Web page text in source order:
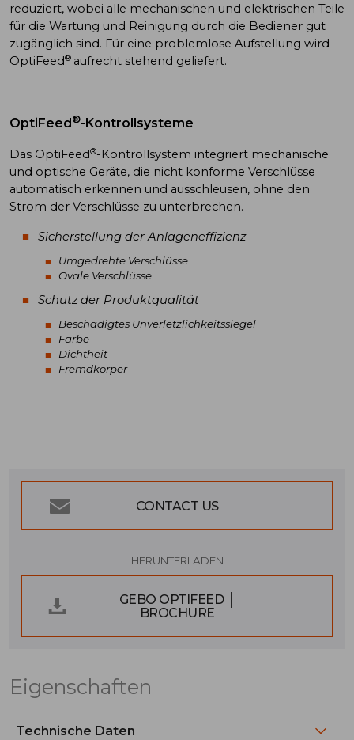
reduziert, wobei alle mechanischen und elektrischen Teile
für die Wartung und Reinigung durch die Bediener gut
zugänglich sind. Für eine problemlose Aufstellung wird
OptiFeed® aufrecht stehend geliefert.
OptiFeed ®-Kontrollsysteme
Das OptiFeed®-Kontrollsystem integriert mechanische
und optische Geräte, die nicht konforme Verschlüsse
automatisch erkennen und ausschleusen, ohne den
Strom der Verschlüsse zu unterbrechen.
Sicherstellung der Anlageneffizienz
Umgedrehte Verschlüsse
Ovale Verschlüsse
Schutz der Produktqualität
Beschädigtes Unverletzlichkeitssiegel
Farbe
Dichtheit
Fremdkörper
CONTACT US
HERUNTERLADEN
GEBO OPTIFEED │
BROCHURE
Eigenschaften
Technische Daten